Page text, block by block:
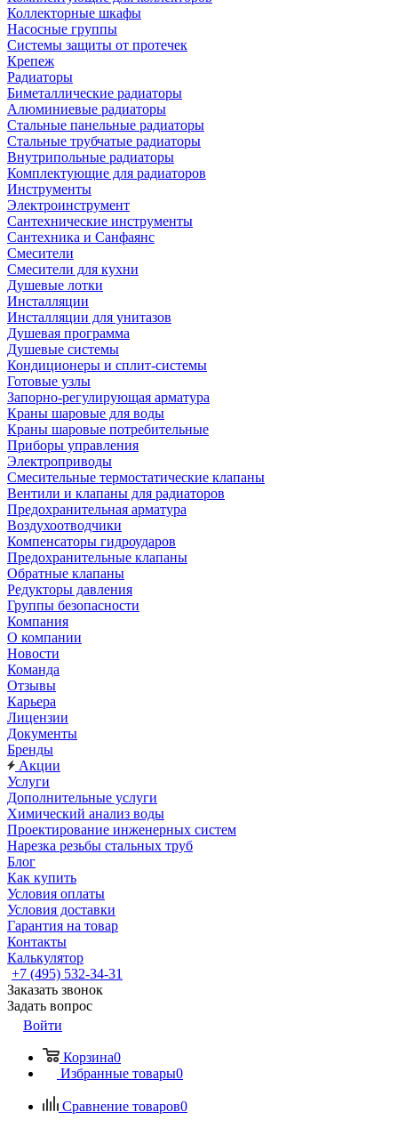
Коллекторные шкафы
Насосные группы
Системы защиты от протечек
Крепеж
Радиаторы
Биметаллические радиаторы
Алюминиевые радиаторы
Стальные панельные радиаторы
Стальные трубчатые радиаторы
Внутрипольные радиаторы
Комплектующие для радиаторов
Инструменты
Электроинструмент
Сантехнические инструменты
Сантехника и Санфаянс
Смесители
Смесители для кухни
Душевые лотки
Инсталляции
Инсталляции для унитазов
Душевая программа
Душевые системы
Кондиционеры и сплит-системы
Готовые узлы
Запорно-регулирующая арматура
Краны шаровые для воды
Краны шаровые потребительные
Приборы управления
Электроприводы
Смесительные термостатические клапаны
Вентили и клапаны для радиаторов
Предохранительная арматура
Воздухоотводчики
Компенсаторы гидроударов
Предохранительные клапаны
Обратные клапаны
Редукторы давления
Группы безопасности
Компания
О компании
Новости
Команда
Отзывы
Карьера
Лицензии
Документы
Бренды
Акции
Услуги
Дополнительные услуги
Химический анализ воды
Проектирование инженерных систем
Нарезка резьбы стальных труб
Блог
Как купить
Условия оплаты
Условия доставки
Гарантия на товар
Контакты
Калькулятор
+7 (495) 532‑34‑31
Заказать звонок
Задать вопрос
Войти
Корзина0
Избранные товары0
Сравнение товаров0